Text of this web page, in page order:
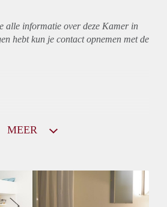
alle informatie over deze Kamer in
hebt kun je contact opnemen met de
MEER